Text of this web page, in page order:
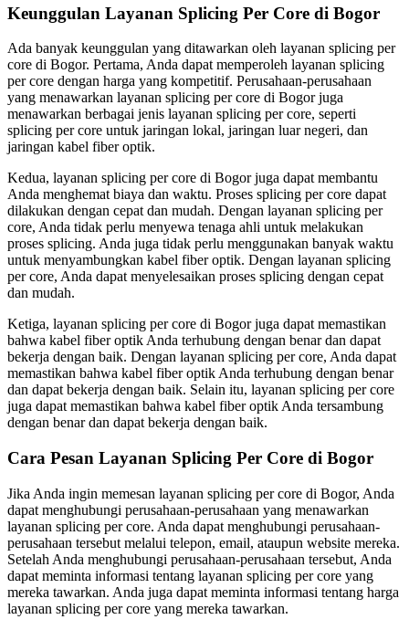
Keunggulan Layanan Splicing Per Core di Bogor
Ada banyak keunggulan yang ditawarkan oleh layanan splicing per
core di Bogor. Pertama, Anda dapat memperoleh layanan splicing
per core dengan harga yang kompetitif. Perusahaan-perusahaan
yang menawarkan layanan splicing per core di Bogor juga
menawarkan berbagai jenis layanan splicing per core, seperti
splicing per core untuk jaringan lokal, jaringan luar negeri, dan
jaringan kabel fiber optik.
Kedua, layanan splicing per core di Bogor juga dapat membantu
Anda menghemat biaya dan waktu. Proses splicing per core dapat
dilakukan dengan cepat dan mudah. Dengan layanan splicing per
core, Anda tidak perlu menyewa tenaga ahli untuk melakukan
proses splicing. Anda juga tidak perlu menggunakan banyak waktu
untuk menyambungkan kabel fiber optik. Dengan layanan splicing
per core, Anda dapat menyelesaikan proses splicing dengan cepat
dan mudah.
Ketiga, layanan splicing per core di Bogor juga dapat memastikan
bahwa kabel fiber optik Anda terhubung dengan benar dan dapat
bekerja dengan baik. Dengan layanan splicing per core, Anda dapat
memastikan bahwa kabel fiber optik Anda terhubung dengan benar
dan dapat bekerja dengan baik. Selain itu, layanan splicing per core
juga dapat memastikan bahwa kabel fiber optik Anda tersambung
dengan benar dan dapat bekerja dengan baik.
Cara Pesan Layanan Splicing Per Core di Bogor
Jika Anda ingin memesan layanan splicing per core di Bogor, Anda
dapat menghubungi perusahaan-perusahaan yang menawarkan
layanan splicing per core. Anda dapat menghubungi perusahaan-
perusahaan tersebut melalui telepon, email, ataupun website mereka.
Setelah Anda menghubungi perusahaan-perusahaan tersebut, Anda
dapat meminta informasi tentang layanan splicing per core yang
mereka tawarkan. Anda juga dapat meminta informasi tentang harga
layanan splicing per core yang mereka tawarkan.